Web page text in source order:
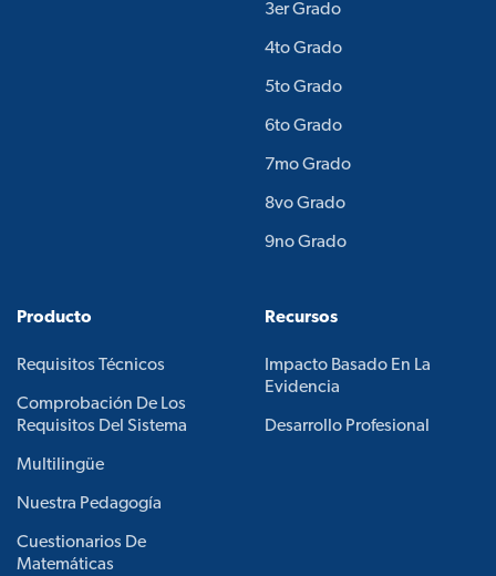
3er Grado
4to Grado
5to Grado
6to Grado
7mo Grado
8vo Grado
9no Grado
Producto
Requisitos Técnicos
Comprobación De Los
Requisitos Del Sistema
Multilingüe
Nuestra Pedagogía
Cuestionarios De
Matemáticas
Recursos
Impacto Basado En La
Evidencia
Desarrollo Profesional